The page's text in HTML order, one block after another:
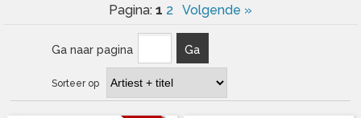
Pagina: 1 2 Volgende »
Ga naar pagina Ga
Sorteer op